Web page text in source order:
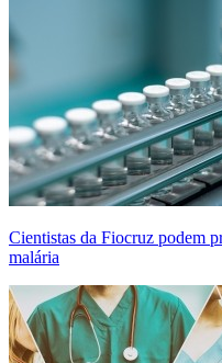
Cientistas da Fiocruz podem
malária